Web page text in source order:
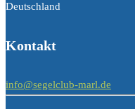
Deutschland
Kontakt
info@segelclub-marl.de